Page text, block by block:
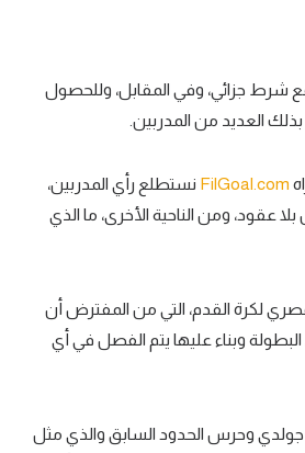
شرط جزائي، وفي المقابل، وللحصول
العديد من المدربين.
FilGoal.com نستطلع رأي المدربين،
عقود، ومن الناحية الأخرى، ما الذي
لكرة القدم، التي من المفترض أن
وبناء عليها يتم الفصل في أي
جولدي وحرس الحدود السابق والذي مثل